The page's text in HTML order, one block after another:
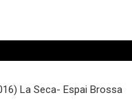
La Seca- Espai Brossa